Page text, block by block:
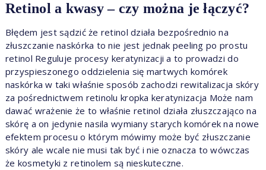
Retinol a kwasy – czy można je łączyć?
Błędem jest sądzić że retinol działa bezpośrednio na
złuszczanie naskórka to nie jest jednak peeling po prostu
retinol Reguluje procesy keratynizacji a to prowadzi do
przyspieszonego oddzielenia się martwych komórek
naskórka w taki właśnie sposób zachodzi rewitalizacja skóry
za pośrednictwem retinolu kropka keratynizacja Może nam
dawać wrażenie że to właśnie retinol działa złuszczająco na
skórę a on jedynie nasila wymiany starych komórek na nowe
efektem procesu o którym mówimy może być złuszczanie
skóry ale wcale nie musi tak być i nie oznacza to wówczas
że kosmetyki z retinolem są nieskuteczne.